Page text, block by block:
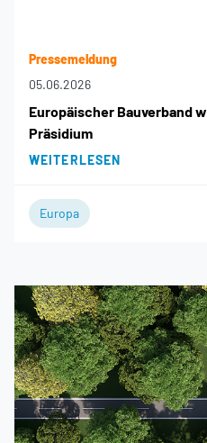
Pressemeldung
05.06.2026
Europäischer Bauverband
Präsidium
WEITERLESEN
Europa